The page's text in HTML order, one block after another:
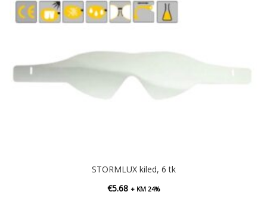
STORMLUX kiled, 6 tk
€5.68 + KM 24%